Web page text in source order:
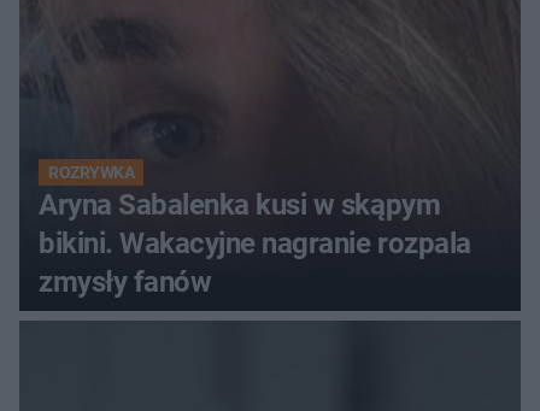
ROZRYWKA
Aryna Sabalenka kusi w skąpym
bikini. Wakacyjne nagranie rozpala
zmysły fanów